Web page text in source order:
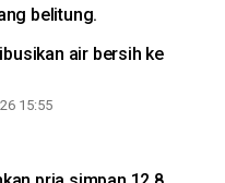
belitung.
air bersih ke
15:55